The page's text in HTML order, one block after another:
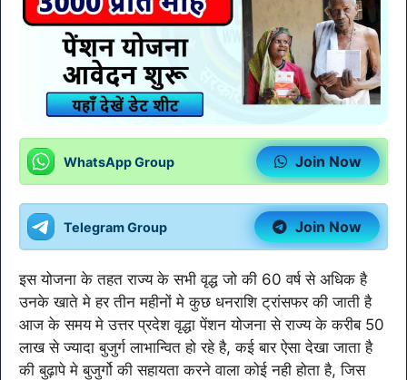
WhatsApp Group Join Now
Telegram Group Join Now
इस योजना के तहत राज्य के सभी वृद्ध जो की 60 वर्ष से अधिक है
उनके खाते मे हर तीन महीनों मे कुछ धनराशि ट्रांसफर की जाती है
आज के समय मे उत्तर प्रदेश वृद्धा पेंशन योजना से राज्य के करीब 50
लाख से ज्यादा बुजुर्ग लाभान्वित हो रहे है, कई बार ऐसा देखा जाता है
की बुढ़ापे मे बुजुर्गो की सहायता करने वाला कोई नही होता है, जिस